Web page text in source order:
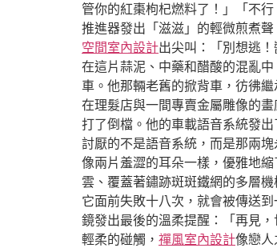
管你的紅棗枸杞燃料了！」「不
推進器發出「滋滋」的輕微煎煮
空間室內設計出尖叫：「別想逃
在這片蒜泥、中藥和醋酸的混亂
車。他那輛老舊的掀背車，彷彿
在理髮店與一間專賣金屬雕像的
打了倒檔。他的車載語音系統發
討厭的不是語音系統，而是那兩
像兩片羞澀的耳朵一樣，優雅地
雲、覆蓋著鏽跡斑斑鐵網的多層
它面前失敗十八次，就會被傳送
鏡發出最後的溫柔提醒：「再見
輕柔的碰觸， 禪風室內設計像戀